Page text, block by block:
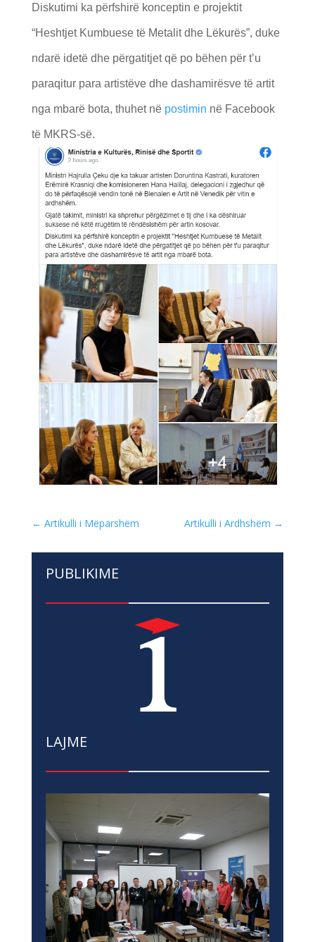
Diskutimi ka përfshirë konceptin e projektit
“Heshtjet Kumbuese të Metalit dhe Lëkurës”, duke
ndarë idetë dhe përgatitjet që po bëhen për t’u
paraqitur para artistëve dhe dashamirësve të artit
nga mbarë bota, thuhet në postimin në Facebook
të MKRS-së.
← Artikulli i Mëparshëm Artikulli i Ardhshëm →
PUBLIKIME
LAJME